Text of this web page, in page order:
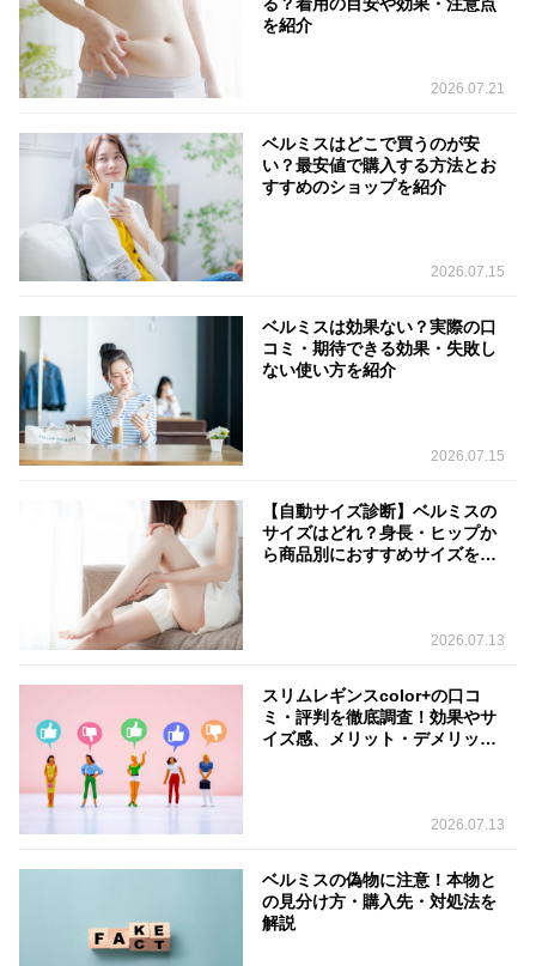
る？着用の目安や効果・注意点
を紹介
2026.07.21
ベルミスはどこで買うのが安
い？最安値で購入する方法とお
すすめのショップを紹介
2026.07.15
ベルミスは効果ない？実際の口
コミ・期待できる効果・失敗し
ない使い方を紹介
2026.07.15
【自動サイズ診断】ベルミスの
サイズはどれ？身長・ヒップか
ら商品別におすすめサイズを判
2026.07.13
スリムレギンスcolor+の口コ
ミ・評判を徹底調査！効果やサ
イズ感、メリット・デメリット
2026.07.13
ベルミスの偽物に注意！本物と
の見分け方・購入先・対処法を
解説